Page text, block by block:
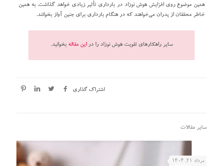
همین موضوع روی افزایش هوش نوزاد در بارداری تأثیر زیادی خواهد گذاشت. به همین
خاطر محققان از پدران می‌خواهند که در هنگام بارداری برای جنین آواز بخوانند.
سایر راهکارهای تقویت هوش نوزاد را دراین مقاله بخوانید.
اشتراک گذاری
سایر مقالات
مرداد ۲۱, ۱۴۰۴